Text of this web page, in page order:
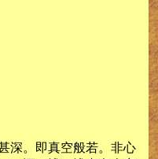
深。即真空般若。非心